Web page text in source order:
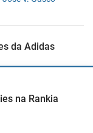
na Rankia
da Adidas